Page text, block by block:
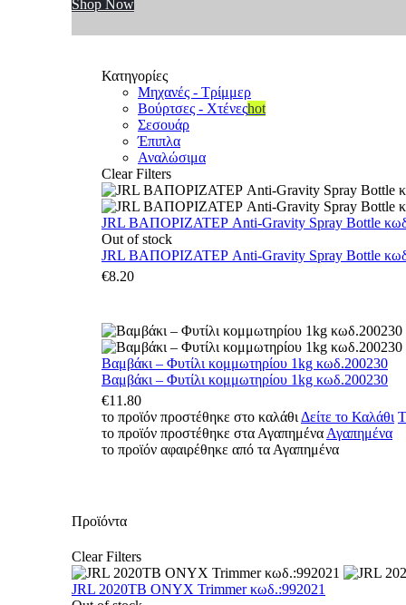
Shop Now
Κατηγορίες
Μηχανές - Τρίμμερ
Βούρτσες - Χτένεςhot
Σεσουάρ
Έπιπλα
Αναλώσιμα
Clear Filters
JRL ΒΑΠΟΡΙΖΑΤΕΡ Anti-Gravity Spray Bottle
Out of stock
JRL ΒΑΠΟΡΙΖΑΤΕΡ Anti-Gravity Spray Bottle
€8.20
Βαμβάκι – Φυτίλι κομμωτηρίου 1kg κωδ.200230
Βαμβάκι – Φυτίλι κομμωτηρίου 1kg κωδ.200230
€11.80
το προϊόν προστέθηκε στο καλάθι Δείτε το Καλάθι
το προϊόν προστέθηκε στα Αγαπημένα Αγαπημένα
το προϊόν αφαιρέθηκε από τα Αγαπημένα
Προϊόντα
Clear Filters
JRL 2020TB ONYX Trimmer κωδ.:992021